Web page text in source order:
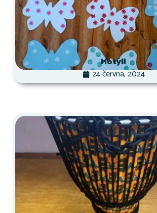
Motýli
24 června, 2024